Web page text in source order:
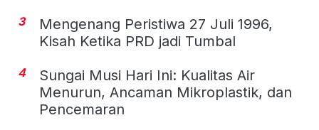
3
Mengenang Peristiwa 27 Juli 1996,
Kisah Ketika PRD jadi Tumbal
4
Sungai Musi Hari Ini: Kualitas Air
Menurun, Ancaman Mikroplastik, dan
Pencemaran